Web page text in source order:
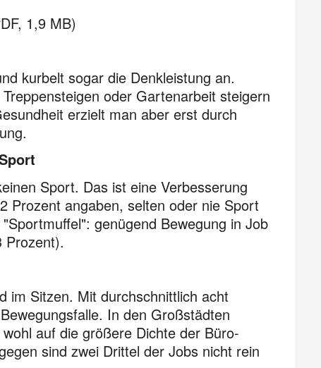
1,9 MB)
kurbelt sogar die Denk­leistung an.
oder Garten­arbeit steigern
erzielt man aber erst durch
Sport. Das ist eine Ver­besserung
Prozent angaben, selten oder nie Sport
genügend Bewegung in Job
Prozent).
im Sitzen. Mit durch­schnittlich acht
In den Groß­städten
auf die größere Dichte der Büro-
sind zwei Drittel der Jobs nicht rein